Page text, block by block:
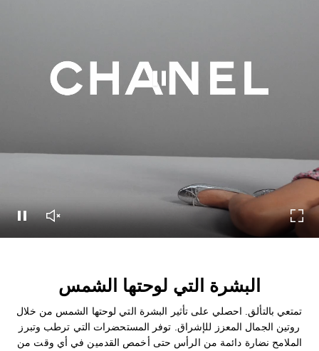
إيقاف هذا الفيديو
إيقاف هذا الفيديو
تشغيل صوت الفيديو
البشرة التي لوحتها الشمس
تمتعي بالتألق. احصلي على تأثير البشرة التي لوحتها الشمس من خلال
روتين الجمال المعزز للإشراق. توفر المستحضرات التي ترطب وتبرز
الملامح نضارة دائمة من الرأس حتى أخمص القدمين في أي وقت من